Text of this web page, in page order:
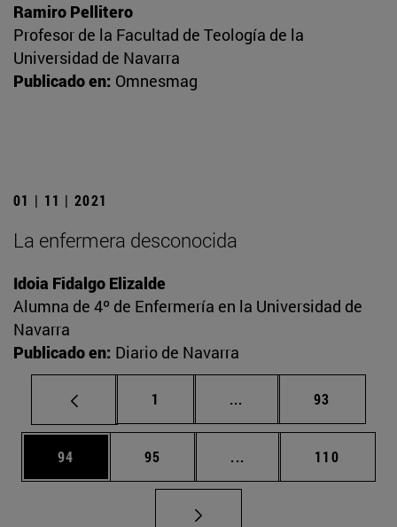
Ramiro Pellitero
Profesor de la Facultad de Teología de la
Universidad de Navarra
Publicado en: Omnesmag
01 | 11 | 2021
La enfermera desconocida
Idoia Fidalgo Elizalde
Alumna de 4º de Enfermería en la Universidad de
Navarra
Publicado en: Diario de Navarra
Página
1 ... Páginas intermedias
Página
93
Página
94 Página
95 ... Páginas intermedias
Página
110